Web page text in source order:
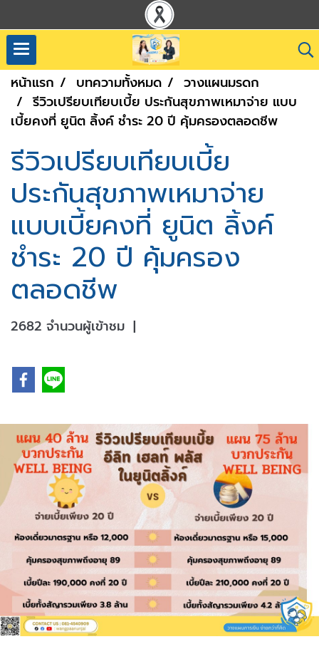
หน้าแรก บทความทั้งหมด
วางแผนมรดก
รีวิวเปรียบเทียบเบี้ย ประกันสุขภาพเหมาจ่าย แบบ
เบี้ยคงที่ ยูนิต ลิ้งค์ ชำระ 20 ปี คุ้มครองตลอดชีพ
รีวิวเปรียบเทียบเบี้ย
ประกันสุขภาพเหมาจ่าย
แบบเบี้ยคงที่ ยูนิต ลิ้งค์
ชำระ 20 ปี คุ้มครอง
ตลอดชีพ
2682 จำนวนผู้เข้าชม |